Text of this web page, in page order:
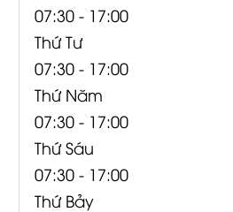
07:30 - 17:00
Thứ Tư
07:30 - 17:00
Thứ Năm
07:30 - 17:00
Thứ Sáu
07:30 - 17:00
Thứ Bảy